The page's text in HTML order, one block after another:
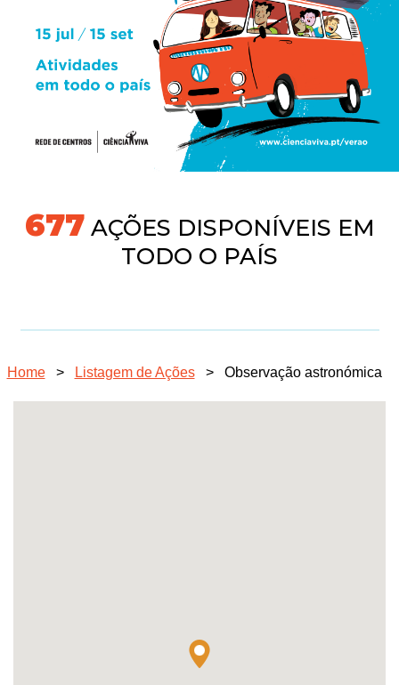
704 AÇÕES DISPONÍVEIS EM
TODO O PAÍS
Home > Listagem de Ações > Observação astronómica